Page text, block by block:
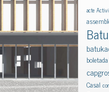
acte
boletada
Casal